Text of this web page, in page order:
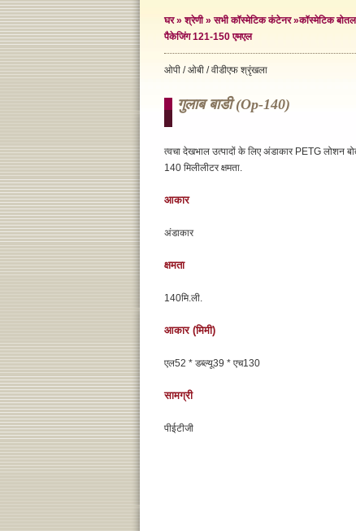
घर»श्रेणी»सभी कॉस्मेटिक कंटेनर»कॉस्मेटिक
पैकेजिंग 121-150 एमएल
ओपी / ओबी / वीडीएफ श्रृंखला
गुलाब बाडी (op-140)
त्वचा देखभाल उत्पादों के लिए अंडाकार PETG लोशन
140 मिलीलीटर क्षमता.
आकार
अंडाकार
क्षमता
140मि.ली.
आकार (मिमी)
एल52 * डब्ल्यू39 * एच130
सामग्री
पीईटीजी